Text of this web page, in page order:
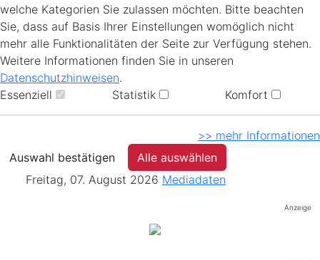
welche Kategorien Sie zulassen möchten. Bitte beachten
Sie, dass auf Basis Ihrer Einstellungen womöglich nicht
mehr alle Funktionalitäten der Seite zur Verfügung stehen.
Weitere Informationen finden Sie in unseren
Datenschutzhinweisen.
Essenziell
Statistik Komfort
>> mehr Informationen
Auswahl bestätigen
Alle auswählen
Freitag, 07. August 2026 Mediadaten
Anzeige